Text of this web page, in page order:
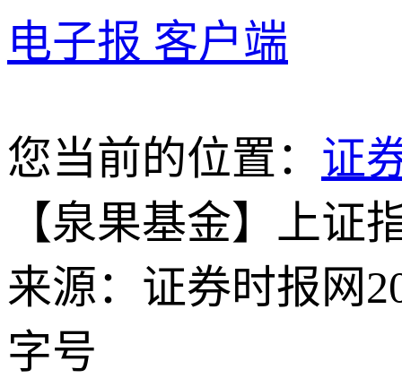
电子报 客户端
您当前的位置： 证
【泉果基金】上证
来源：证券时报网
字号